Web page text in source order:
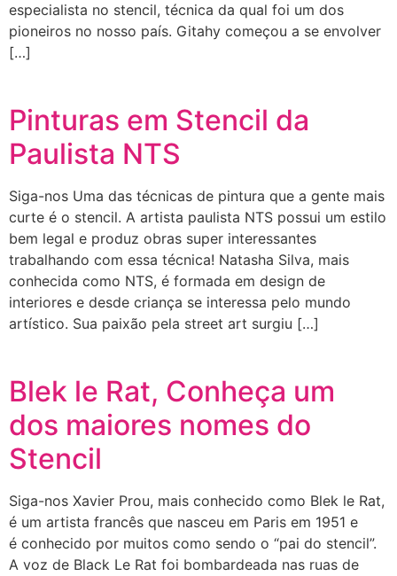
especialista no stencil, técnica da qual foi um dos
pioneiros no nosso país. Gitahy começou a se envolver
[…]
Pinturas em Stencil da
Paulista NTS
Siga-nos Uma das técnicas de pintura que a gente mais
curte é o stencil. A artista paulista NTS possui um estilo
bem legal e produz obras super interessantes
trabalhando com essa técnica! Natasha Silva, mais
conhecida como NTS, é formada em design de
interiores e desde criança se interessa pelo mundo
artístico. Sua paixão pela street art surgiu […]
Blek le Rat, Conheça um
dos maiores nomes do
Stencil
Siga-nos Xavier Prou, mais conhecido como Blek le Rat,
é um artista francês que nasceu em Paris em 1951 e
é conhecido por muitos como sendo o “pai do stencil”.
A voz de Black Le Rat foi bombardeada nas ruas de